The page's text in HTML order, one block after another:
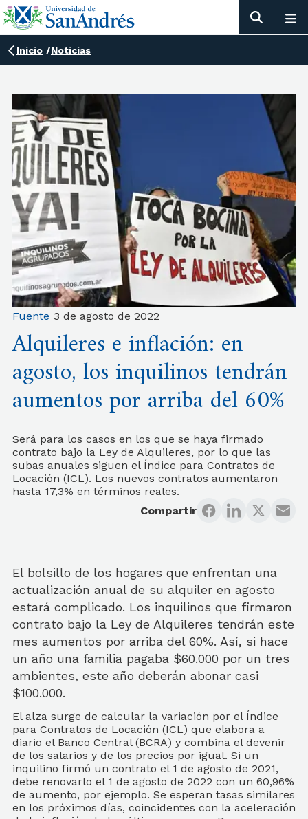
Inicio /Noticias
Fuente 3 de agosto de 2022
Alquileres e inflación: en
agosto, los inquilinos tendrán
aumentos por arriba del 60%
Será para los casos en los que se haya firmado
contrato bajo la Ley de Alquileres, por lo que las
subas anuales siguen el Índice para Contratos de
Locación (ICL). Los nuevos contratos aumentaron
hasta 17,3% en términos reales.
Compartir
El bolsillo de los hogares que enfrentan una
actualización anual de su alquiler en agosto
estará complicado. Los inquilinos que firmaron
contrato bajo la Ley de Alquileres tendrán este
mes aumentos por arriba del 60%. Así, si hace
un año una familia pagaba $60.000 por un tres
ambientes, este año deberán abonar casi
$100.000.
El alza surge de calcular la variación por el Índice
para Contratos de Locación (ICL) que elabora a
diario el Banco Central (BCRA) y combina el devenir
de los salarios y de los precios por igual. Si un
inquilino firmó un contrato el 1 de agosto de 2021,
debe renovarlo el 1 de agosto de 2022 con un 60,96%
de aumento, por ejemplo. Se esperan tasas similares
en los próximos días, coincidentes con la aceleración